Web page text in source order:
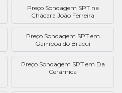
Preço Sondagem SPT na
Chácara João Ferreira
Preço Sondagem SPT em
Gamboa do Bracuí
Preço Sondagem SPT em Da
Cerâmica